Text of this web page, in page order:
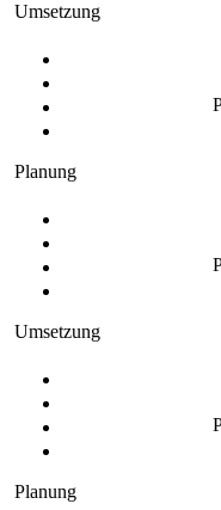
Umsetzung
Planung
Umsetzung
Planung